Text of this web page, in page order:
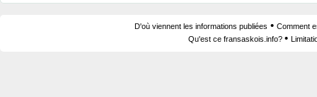
D'où viennent les informations publiées • Comment
Qu'est ce fransaskois.info? •